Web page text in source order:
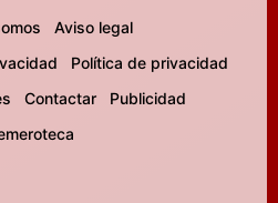
Aviso legal
Política de privacidad
Contactar
Publicidad